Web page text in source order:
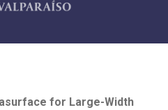
for Large-Width